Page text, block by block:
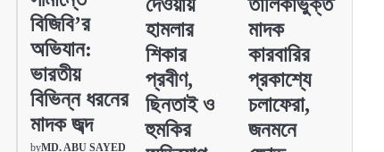
বিজিবি’র
অভিযান:
ভারতীয়
বিভিন্ন ধরনের
মাদক জব্দ
byMD. ABU SAYED
হামলার
শিকার
প্রবীণ,
ছিনতাই ও
হুমকির
মাদক
কারবারির
প্রকাশ্যে
চলাফেরা,
জনমনে